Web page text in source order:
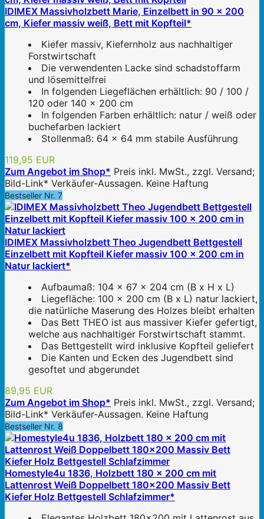
IDIMEX Massivholzbett Marie, Einzelbett in 90 x 200
cm, Kiefer massiv weiß, Bett mit Kopfteil*
Kiefer massiv, Kiefernholz aus nachhaltiger
Forstwirtschaft
Die verwendenten Lacke sind schadstoffarm
und lösemittelfrei
In folgenden Liegeflächen erhältlich: 90 / 100 /
120 oder 140 x 200 cm
In folgenden Farben erhältlich: natur / weiß oder
buchefarben lackiert
Stollenmaß: 64 x 64 mm stabile Ausführung
119,95 EUR
Zum Angebot im Shop* Preis inkl. MwSt., zzgl. Versand;
Bild-Link* Verkäufer-Aussagen. Keine Haftung
Bestseller Nr. 7
IDIMEX Massivholzbett Theo Jugendbett Bettgestell
Einzelbett mit Kopfteil Kiefer massiv 100 x 200 cm in
Natur lackiert*
Aufbaumaß: 104 x 67 x 204 cm (B x H x L)
Liegefläche: 100 x 200 cm (B x L) natur lackiert,
die natürliche Maserung des Holzes bleibt erhalten
Das Bett THEO ist aus massiver Kiefer gefertigt,
welche aus nachhaltiger Forstwirtschaft stammt.
Das Bettgestellt wird inklusive Kopfteil geliefert
Die Kanten und Ecken des Jugendbett sind
gesoftet und abgerundet
89,95 EUR
Zum Angebot im Shop* Preis inkl. MwSt., zzgl. Versand;
Bild-Link* Verkäufer-Aussagen. Keine Haftung
Bestseller Nr. 8
Homestyle4u 1836, Holzbett 180 x 200 cm mit
Lattenrost Weiß Doppelbett 180x200 Massiv Bett
Kiefer Holz Bettgestell Schlafzimmer*